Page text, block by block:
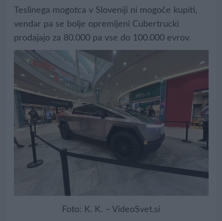
Teslinega mogotca v Sloveniji ni mogoče kupiti,
vendar pa se bolje opremljeni Cubertrucki
prodajajo za 80.000 pa vse do 100.000 evrov.
Foto: K. K. – VideoSvet.si